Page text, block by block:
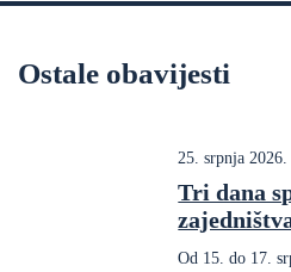
Ostale obavijesti
25. srpnja 2026.
Tri dana
Od 15. do 17.